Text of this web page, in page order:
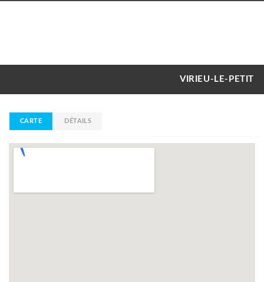
VIRIEU-LE-PETIT
CARTE DÉTAILS